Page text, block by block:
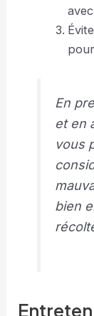
En
et en
vous
bien